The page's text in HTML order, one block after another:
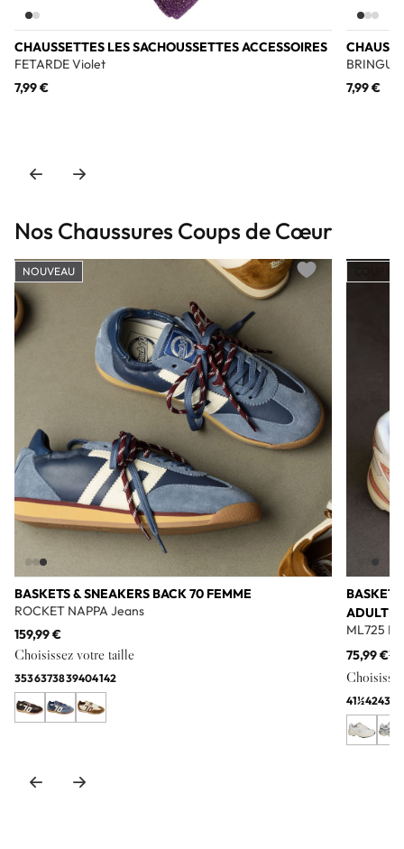
CHAUSSETTES LES SACHOUSSETTES ACCESSOIRES
FETARDE Violet
7,99 €
7,99 €
Nos Chaussures Coups de Cœur
BASKETS & SNEAKERS BACK 70 FEMME
ROCKET NAPPA Jeans
159,99 €
Choisissez votre taille
3536373839404142
NOUVEAU
Add to wishlist
ADULTE
ML725
75,99 €
41½4243